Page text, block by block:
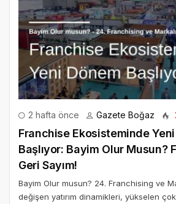
2 hafta önce Gazete Boğaz
Franchise Ekosisteminde
Başlıyor: Bayim Olur Musun?
Geri Sayım!
Bayim Olur musun? 24. Franchising ve
değişen yatırım dinamikleri, yükselen